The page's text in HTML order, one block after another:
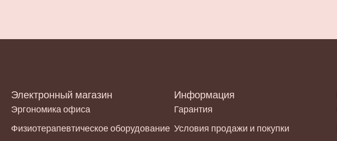
Электронный магазин
Эргономика офиса
Физиотерапевтическое оборудование
Информация
Гарантия
Условия продажи и покупки